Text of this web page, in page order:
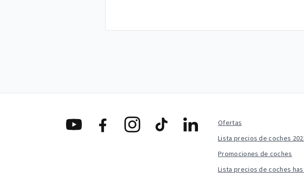
Ofertas
Lista precios de coches
Promociones de coches
Lista precios de coches